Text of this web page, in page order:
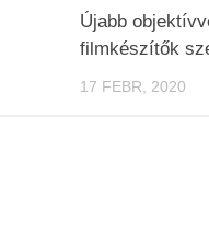
Újabb
filmkészítők
17 FEBR, 2020